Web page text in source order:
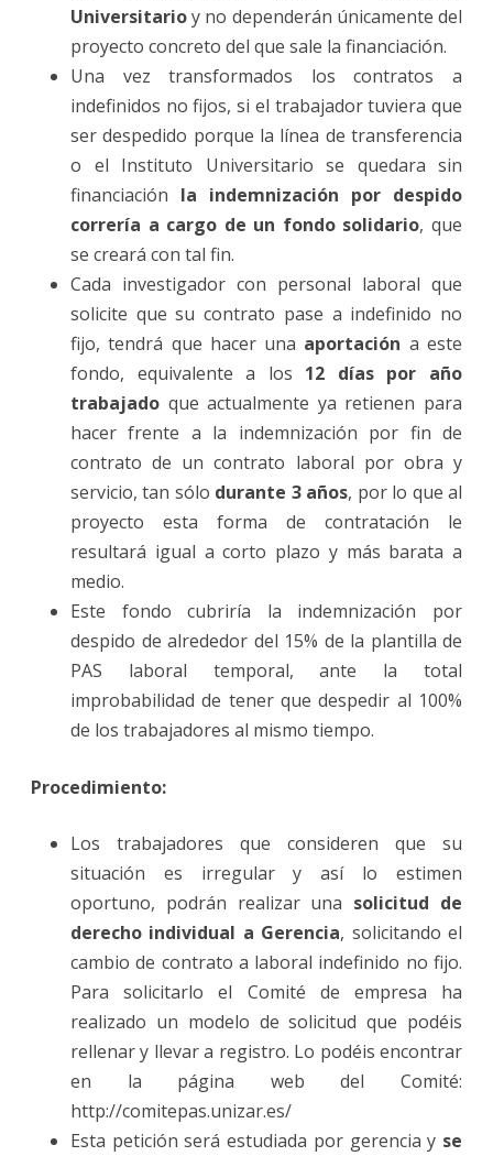
Universitarioy no dependerán únicamente del
proyecto concreto del que sale la financiación.
Una vez transformados los contratos a
indefinidos no fijos, si el trabajador tuviera que
ser despedido porque la línea de transferencia
o el Instituto Universitario se quedara sin
financiación la indemnización por despido
correría a cargo de un fondo solidario, que
se creará con tal fin.
Cada investigador con personal laboral que
solicite que su contrato pase a indefinido no
fijo, tendrá que hacer una aportación a este
fondo, equivalente a los 12 días por año
trabajado que actualmente ya retienen para
hacer frente a la indemnización por fin de
contrato de un contrato laboral por obra y
servicio, tan sólo durante 3 años, por lo que al
proyecto esta forma de contratación le
resultará igual a corto plazo y más barata a
medio.
Este fondo cubriría la indemnización por
despido de alrededor del 15% de la plantilla de
PAS laboral temporal, ante la total
improbabilidad de tener que despedir al 100%
de los trabajadores al mismo tiempo.
Procedimiento:
Los trabajadores que consideren que su
situación es irregular y así lo estimen
oportuno, podrán realizar una solicitud de
derecho individual a Gerencia, solicitando el
cambio de contrato a laboral indefinido no fijo.
Para solicitarlo el Comité de empresa ha
realizado un modelo de solicitud que podéis
rellenar y llevar a registro. Lo podéis encontrar
en la página web del Comité:
http://comitepas.unizar.es/
Esta petición será estudiada por gerencia y se